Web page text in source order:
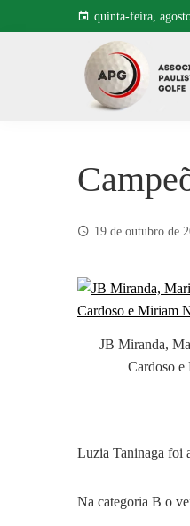
para
quinta-feira,
19 de outubro de
JB Miranda,
Cardoso e
Luzia Taninaga foi
Na categoria B o